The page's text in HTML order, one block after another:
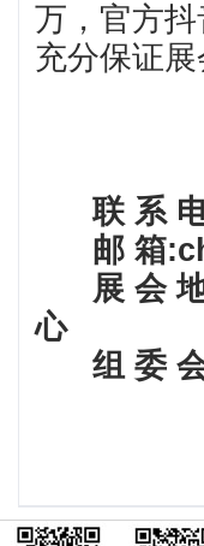
万，官方
充分保证展
联 系 电
邮 箱:
展 会 地
心
组 委 会